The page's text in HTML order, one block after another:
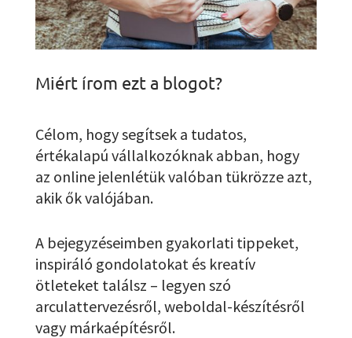
Miért írom ezt a blogot?
Célom, hogy segítsek a tudatos,
értékalapú vállalkozóknak abban, hogy
az online jelenlétük valóban tükrözze azt,
akik ők valójában.
A bejegyzéseimben gyakorlati tippeket,
inspiráló gondolatokat és kreatív
ötleteket találsz – legyen szó
arculattervezésről, weboldal-készítésről
vagy márkaépítésről.